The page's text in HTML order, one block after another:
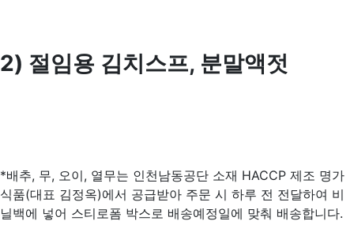
2) 절임용 김치스프, 분말액젓
*배추, 무, 오이, 열무는 인천남동공단 소재 HACCP 제조 명가
식품(대표 김정옥)에서 공급받아 주문 시 하루 전 전달하여 비
닐백에 넣어 스티로폼 박스로 배송예정일에 맞춰 배송합니다.